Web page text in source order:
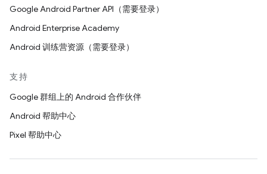
Google Android Partner API（需要登录）
Android Enterprise Academy
Android 训练营资源（需要登录）
支持
Google 群组上的 Android 合作伙伴
Android 帮助中心
Pixel 帮助中心